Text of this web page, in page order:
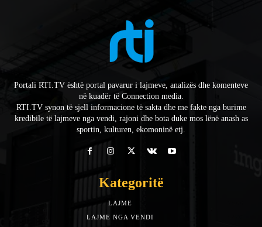
Portali RTI.TV është portal pavarur i lajmeve, analizës dhe komenteve
në kuadër të Connection media.
RTI.TV synon të sjell informacione të sakta dhe me fakte nga burime
kredibile të lajmeve nga vendi, rajoni dhe bota duke mos lënë anash as
sportin, kulturen, ekomoninë etj.
Kategoritë
LAJME
LAJME NGA VENDI